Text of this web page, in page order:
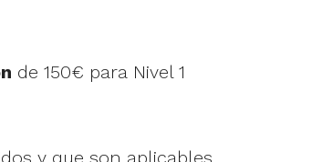
de 150€ para Nivel 1
y que son aplicables